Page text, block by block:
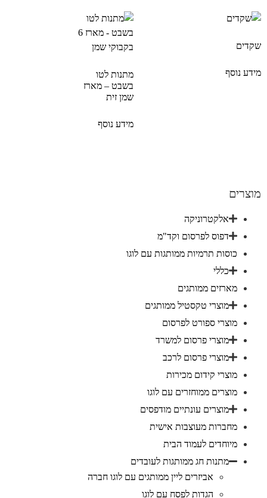
מוצרים
אלקטרוניקה
דפוס לפרסום וקד"מ
כוסות תרמיות ממותגות עם לוגו
כללי
מארזים ממותגים
מוצרי טקסטיל ממותגים
מוצרי ספורט לפרסום
מוצרי פרסום למשרד
מוצרי פרסום לרכב
מוצרי קידום מכירות
מוצרים ממוחזרים עם לוגו
מוצרים עונתיים מודפסים
מחברות מעוצבות אישית
מיוחדים לעמוד הבית
מתנות חג ממותגות לעובדים
אביזרים ליין ממותגים עם לוגו חברה
הגדות לפסח עם לוגו
שקדים
מידע נוסף
מתנות לטו
בשבט – מארז
שמן זית
מידע נוסף